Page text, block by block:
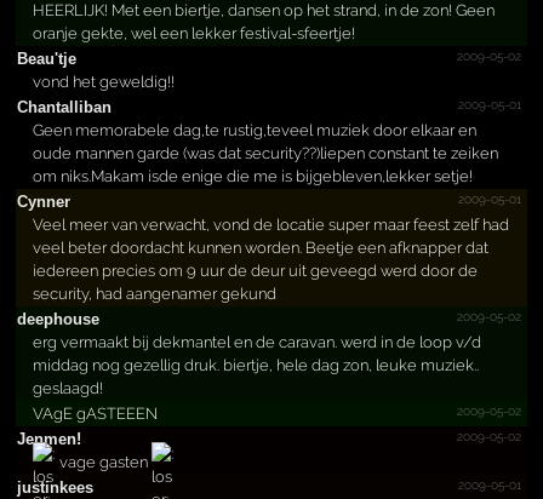
HEERLIJK! Met een biertje, dansen op het strand, in de zon! Geen
oranje gekte, wel een lekker festival-sfeertje!
Beau'tje
2009-05-02
vond het geweldig!!
Chantalliban
2009-05-01
Geen memorabele dag,te rustig,teveel muziek door elkaar en
oude mannen garde (was dat security??)liepen constant te zeiken
om niks.Makam isde enige die me is bijgebleven,lekker setje!
Cynner
2009-05-01
Veel meer van verwacht, vond de locatie super maar feest zelf had
veel beter doordacht kunnen worden. Beetje een afknapper dat
iedereen precies om 9 uur de deur uit geveegd werd door de
security, had aangenamer gekund
deephouse
2009-05-02
erg vermaakt bij dekmantel en de caravan. werd in de loop v/d
middag nog gezellig druk. biertje, hele dag zon, leuke muziek..
geslaagd!
2009-05-02
VAgE gASTEEEN
Jenmen!
2009-05-02
vage gasten
justinkees
2009-05-01